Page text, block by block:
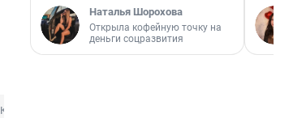
Когнитивные функции мозга
Наталья Шорохова
Открыла кофейную точку на
деньги соцразвития